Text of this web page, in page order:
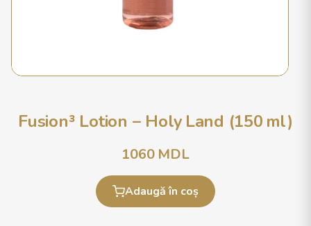
Fusion³ Lotion – Holy Land (150 ml)
1060MDL
Adaugă în coș